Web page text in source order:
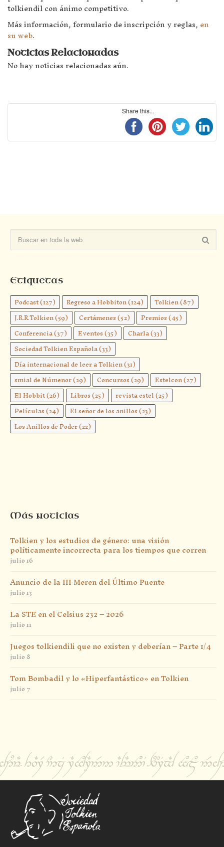
tolkiendil con ánimo competitivo.
Más información, formulario de inscripción y reglas,en
su web.
Noticias Relacionadas
No hay noticias relacionadas aún.
Share this...
Etiquetas
Podcast(127) Regreso a Hobbiton(124) Tolkien(87)
J.R.R.Tolkien(59) Certámenes(52) Premios(45)
Conferencia(37) Eventos(35) Charla(33)
Sociedad Tolkien Española(33)
Día internacional de leer a Tolkien(31)
smial de Númenor(29) Concursos(29) Estelcon(27)
El Hobbit(26) Libros(25) revista estel(25)
Películas(24) El señor de los anillos(23)
Los Anillos de Poder(22)
Más noticias
Tolkien y los estudios de género: una visión
políticamente incorrecta para los tiempos que corren
julio 16
Anuncio de la III Meren del Último Puente
julio 13
La STE en el Celsius 232 – 2026
julio 11
Juegos tolkiendili que no existen y deberían – Parte 1/4
julio 8
Tom Bombadil y lo «Hiperfantástico» en Tolkien
julio 7